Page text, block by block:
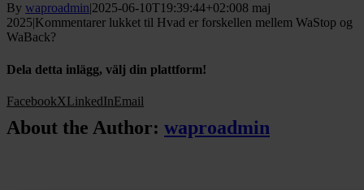
By waproadmin|2025-06-10T19:39:44+02:008 maj
2025|Kommentarer lukket til Hvad er forskellen mellem WaStop og
WaBack?
Dela detta inlägg, välj din plattform!
FacebookXLinkedInEmail
About the Author: waproadmin